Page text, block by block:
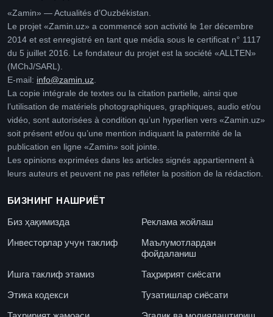
«Zamin» — Actualités d’Ouzbékistan.
Le projet «Zamin.uz» a commencé son activité le 1er décembre
2014 et est enregistré en tant que média sous le certificat n° 1117
du 5 juillet 2016. Le fondateur du projet est la société «ALLTEN»
(MChJ/SARL).
E-mail: info@zamin.uz
La copie intégrale de textes ou la citation partielle, ainsi que
l’utilisation de matériels photographiques, graphiques, audio et/ou
vidéo, sont autorisées à condition qu’un hyperlien vers «Zamin.uz»
soit présent et/ou qu’une mention indiquant la paternité de la
publication en ligne «Zamin» soit jointe.
Les opinions exprimées dans les articles signés appartiennent à
leurs auteurs et peuvent ne pas refléter la position de la rédaction.
БИЗНИНГ НАШРИЁТ
Биз ҳақимизда
Реклама жойлаш
Инвесторлар учун таклиф
Маълумотлардан
фойдаланиш
Ишга таклиф этамиз
Таҳририят сиёсати
Этика кодекси
Тузатишлар сиёсати